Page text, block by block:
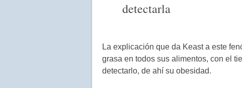
detectarla
La explicación que da Keast a este
grasa en todos sus alimentos, con el
detectarlo, de ahí su obesidad.